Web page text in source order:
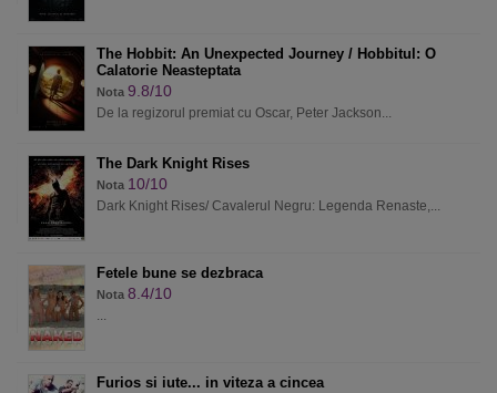
The Hobbit: An Unexpected Journey / Hobbitul: O
Calatorie Neasteptata
Nota 9.8/10
De la regizorul premiat cu Oscar, Peter Jackson...
The Dark Knight Rises
Nota 10/10
Dark Knight Rises/ Cavalerul Negru: Legenda Renaste,...
Fetele bune se dezbraca
Nota 8.4/10
...
Furios si iute... in viteza a cincea